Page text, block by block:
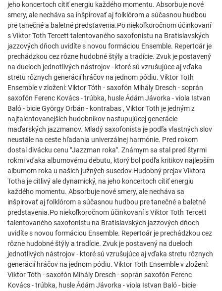
jeho koncertoch cítiť energiu každého momentu. Absorbuje nové
smery, ale necháva sa inšpirovať aj folklórom a súčasnou hudbou
pre tanečné a baletné predstavenia.Po niekoľkoročnom účinkovaní
s Viktor Toth Tercett talentovaného saxofonistu na Bratislavských
jazzových dňoch uvidíte s novou formáciou Ensemble. Repertoár je
prechádzkou cez rôzne hudobné štýly a tradície. Zvuk je postavený
na dueloch jednotlivých nástrojov - ktoré sú vzrušujúce aj vďaka
stretu rôznych generácií hráčov na jednom pódiu. Viktor Toth
Ensemble v zložení: Viktor Tóth - saxofón Mihály Dresch - soprán
saxofón Ferenc Kovács - trúbka, husle Ádám Jávorka - viola Istvan
Baló - bicie György Orbán - kontrabas , Viktor Toth je jedným z
najtalentovanejších hudobníkov nastupujúcej generácie
maďarských jazzmanov. Mladý saxofonista je podľa vlastných slov
neustále na ceste hľadania univerzálnej harmónie. Pred rokom
dostal divácku cenu "Jazzman roka". Známym sa stal pred štyrmi
rokmi vďaka albumovému debutu, ktorý bol podľa kritikov najlepším
albumom roka u našich južných susedov.Hudobný prejav Viktora
Totha je citlivý ale dynamický, na jeho koncertoch cítiť energiu
každého momentu. Absorbuje nové smery, ale necháva sa
inšpirovať aj folklórom a súčasnou hudbou pre tanečné a baletné
predstavenia.Po niekoľkoročnom účinkovaní s Viktor Toth Tercett
talentovaného saxofonistu na Bratislavských jazzových dňoch
uvidíte s novou formáciou Ensemble. Repertoár je prechádzkou cez
rôzne hudobné štýly a tradície. Zvuk je postavený na dueloch
jednotlivých nástrojov - ktoré sú vzrušujúce aj vďaka stretu rôznych
generácií hráčov na jednom pódiu. Viktor Toth Ensemble v zložení:
Viktor Tóth - saxofón Mihály Dresch - soprán saxofón Ferenc
Kovács - trúbka, husle Ádám Jávorka - viola Istvan Baló - bicie